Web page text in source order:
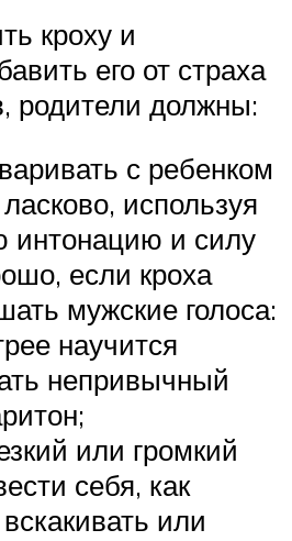
кроху и
его от страха
родители должны:
с ребенком
используя
интонацию и силу
если кроха
мужские голоса:
научится
непривычный
или громкий
себя, как
или